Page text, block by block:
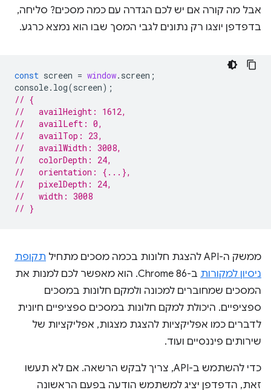
אבל מה קורה אם יש לכם הגדרה עם כמה מסכים? סליחה,
בדפדפן יוצגו רק נתונים לגבי המסך שבו הוא נמצא כרגע.
const screen = window. screen ;
console. log(screen);
// {
//   availHeight: 1612,
//   availLeft: 0,
//   availTop: 23,
//   availWidth: 3008,
//   colorDepth: 24,
//   orientation: {...},
//   pixelDepth: 24,
//   width: 3008
// }
ממשק ה-API להצגת חלונות בכמה מסכים מתחיל
תקופת
ניסיון למקורות
ב-Chrome 86. הוא מאפשר לכם למנות את
המסכים שמחוברים למכונה ולמקם חלונות במסכים
ספציפיים. היכולת למקם חלונות במסכים ספציפיים חיונית
לדברים כמו אפליקציות להצגת מצגות, אפליקציות של
שירותים פיננסיים ועוד.
כדי להשתמש ב-API, צריך לבקש הרשאה. אם לא תעשו
זאת, הדפדפן יציג למשתמש הודעה בפעם הראשונה